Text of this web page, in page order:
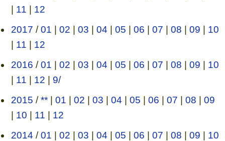
| 11 | 12
2017 /01 | 02 | 03 | 04 | 05 | 06 | 07 | 08 | 09 | 10
| 11 | 12
2016 /01 | 02 | 03 | 04 | 05 | 06 | 07 | 08 | 09 | 10
| 11 | 12 | 9/
2015 /**| 01 | 02 | 03 | 04 | 05 | 06 | 07 | 08 | 09
| 10 | 11 | 12
2014 /01 | 02 | 03 | 04 | 05 | 06 | 07 | 08 | 09 | 10